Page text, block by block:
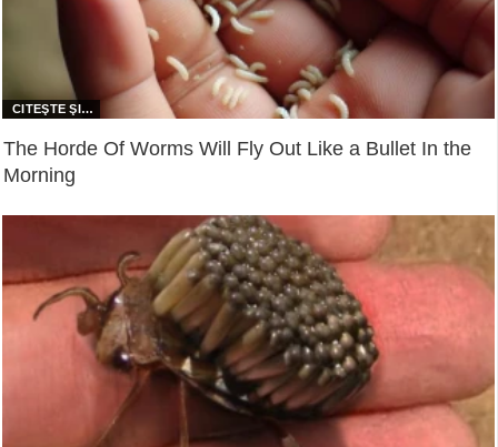
The Horde Of Worms Will Fly Out Like a Bullet In the
Morning